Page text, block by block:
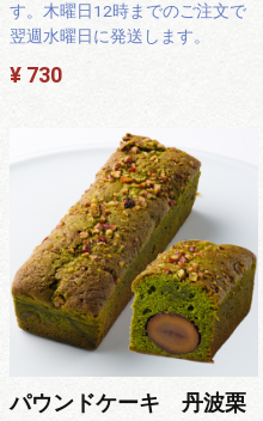
す。木曜日12時までのご注文で
翌週水曜日に発送します。
¥ 730
パウンドケーキ 丹波栗